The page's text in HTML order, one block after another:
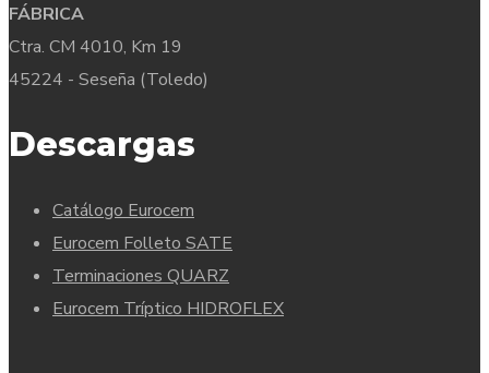
FÁBRICA
Ctra. CM 4010, Km 19
45224 - Seseña (Toledo)
Descargas
Catálogo Eurocem
Eurocem Folleto SATE
Terminaciones QUARZ
Eurocem Tríptico HIDROFLEX